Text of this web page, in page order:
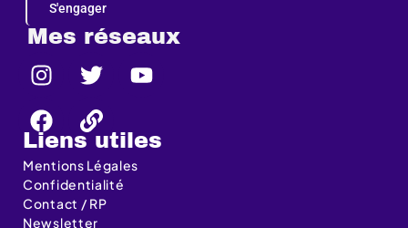
S'engager
Mes réseaux
Liens utiles
Mentions Légales
Confidentialité
Contact / RP
Newsletter